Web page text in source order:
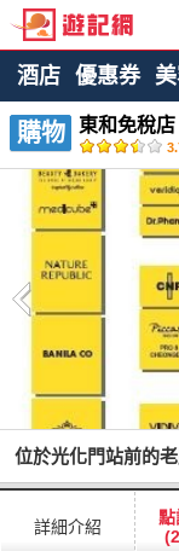
酒店 優惠券
購物 東和免稅店
位於光化門站前的
詳細介紹
點